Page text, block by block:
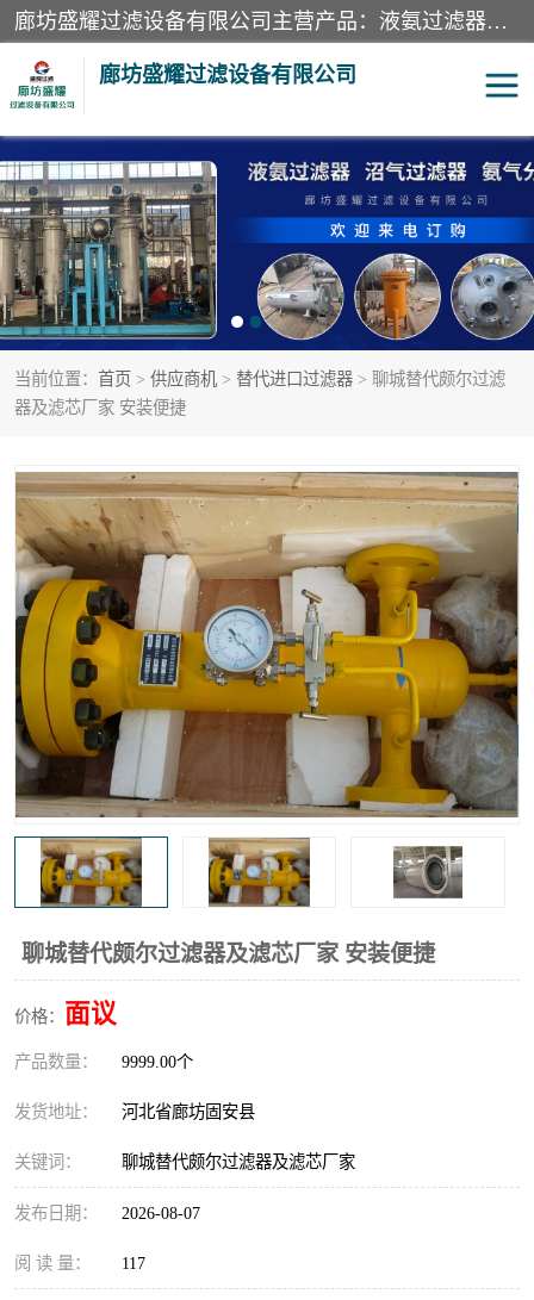
廊坊盛耀过滤设备有限公司主营产品：液氨过滤器、沼气过滤器、氨气分离器、二氧化碳过滤器、过滤器、液氨氨气过滤器、天然气过滤器、管道过滤器、*过滤器、液氨除油除水过滤器、氨气除油除水过滤器、焦炉煤气除焦油过滤器等。
廊坊盛耀过滤设备有限公司
当前位置： 首页 > 供应商机 > 替代进口过滤器 > 聊城替代颇尔过滤
器及滤芯厂家 安装便捷
聊城替代颇尔过滤器及滤芯厂家 安装便捷
价格： 面议
产品数量： 9999.00个
发货地址： 河北省廊坊固安县
关键词： 聊城替代颇尔过滤器及滤芯厂家
发布日期： 2026-08-07
阅 读 量： 117
二氧化碳过滤器 过滤器
液氨氨气过滤器 沼气过滤器
天然气过滤器 管道过滤器
甲醇过滤器 液氨除油除水过滤器
硝酸尾气分离器 酸雾聚结分离器
高炉煤气过滤器 替代进口过滤器
化工盐酸气聚结器 耐腐蚀除雾器滤芯